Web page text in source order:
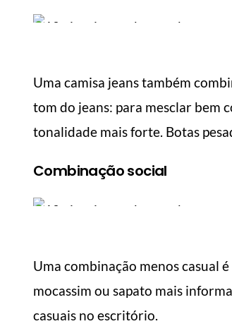
Uma camisa jeans também
tom do jeans: para mesclar bem
tonalidade mais forte. Botas
Combinação social
Uma combinação menos casual
mocassim ou sapato mais
casuais no escritório.